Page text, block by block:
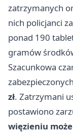
zatrzymanych
nich policjanci
ponad 190
gramów
Szacunkowa
zł. Zatrzymani
postawiono
więzieniu